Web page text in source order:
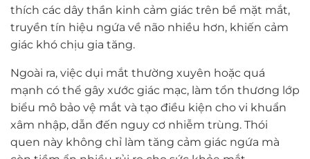
thích các dây thần kinh cảm giác trên bề mặt mắt,
truyền tín hiệu ngứa về não nhiều hơn, khiến cảm
giác khó chịu gia tăng.
Ngoài ra, việc dụi mắt thường xuyên hoặc quá
mạnh có thể gây xước giác mạc, làm tổn thương lớp
biểu mô bảo vệ mắt và tạo điều kiện cho vi khuẩn
xâm nhập, dẫn đến nguy cơ nhiễm trùng. Thói
quen này không chỉ làm tăng cảm giác ngứa mà